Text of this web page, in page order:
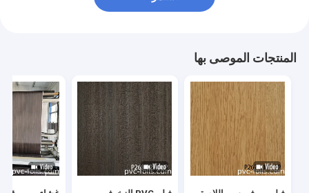
المنتجات الموصى بها